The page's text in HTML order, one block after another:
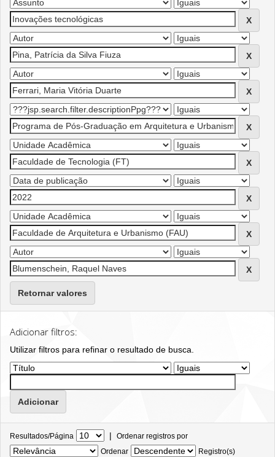
Retornar valores
Adicionar filtros:
Utilizar filtros para refinar o resultado de busca.
Resultados/Página | Ordenar registros por
Ordenar
Registro(s)